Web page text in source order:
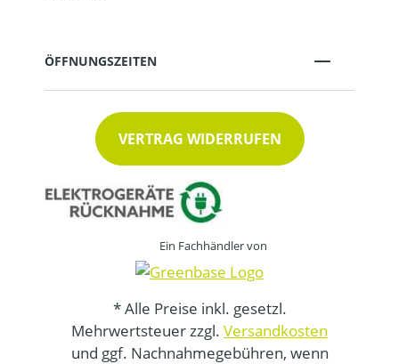
ÖFFNUNGSZEITEN
VERTRAG WIDERRUFEN
Ein Fachhändler von
* Alle Preise inkl. gesetzl.
Mehrwertsteuer zzgl. Versandkosten
und ggf. Nachnahmegebühren, wenn